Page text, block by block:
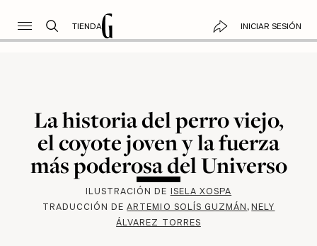
TIENDA INICIAR SESIÓN
La historia del perro viejo,
el coyote joven y la fuerza
más poderosa del Universo
ILUSTRACIÓN DE ISELA XOSPA
TRADUCCIÓN DEARTEMIO SOLÍS GUZMÁN NELY
ÁLVAREZ TORRES